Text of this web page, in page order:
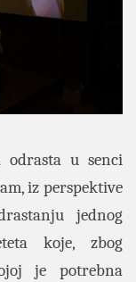
u senci
iz perspektive
jednog
koje, zbog
je potrebna